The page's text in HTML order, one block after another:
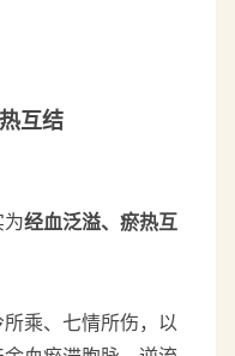
互结
经血泛溢、瘀热互
乘、七情所伤，以